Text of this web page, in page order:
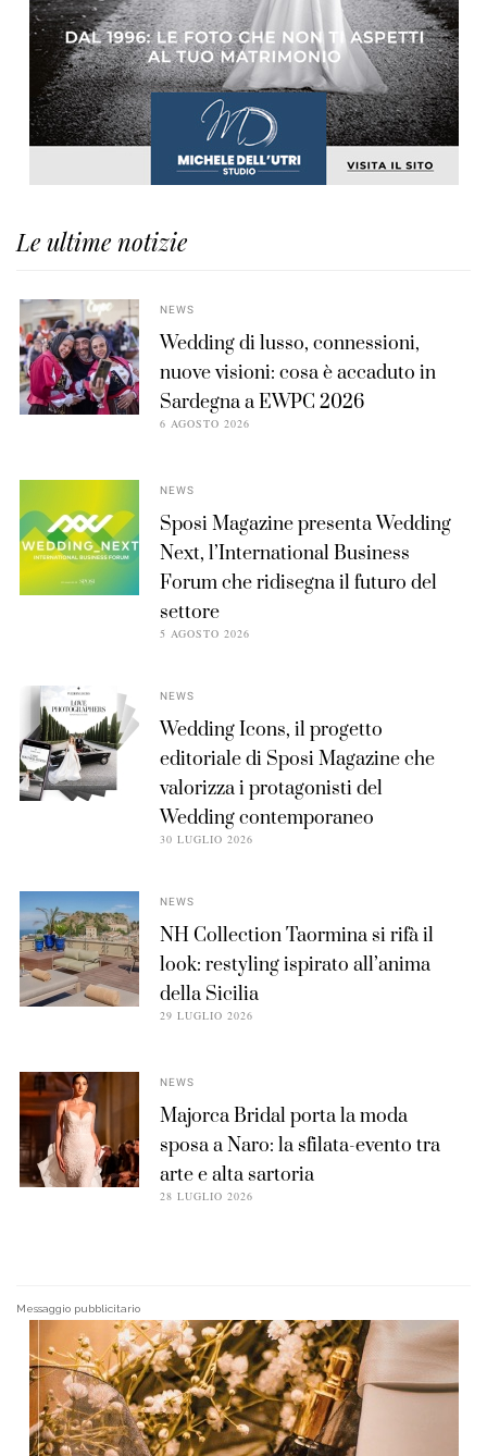
Le ultime notizie
NEWS
Wedding di lusso, connessioni,
nuove visioni: cosa è accaduto in
Sardegna a EWPC 2026
6 AGOSTO 2026
NEWS
Sposi Magazine presenta Wedding
Next, l’International Business
Forum che ridisegna il futuro del
settore
5 AGOSTO 2026
NEWS
Wedding Icons, il progetto
editoriale di Sposi Magazine che
valorizza i protagonisti del
Wedding contemporaneo
30 LUGLIO 2026
NEWS
NH Collection Taormina si rifà il
look: restyling ispirato all’anima
della Sicilia
29 LUGLIO 2026
NEWS
Majorca Bridal porta la moda
sposa a Naro: la sfilata-evento tra
arte e alta sartoria
28 LUGLIO 2026
Messaggio pubblicitario